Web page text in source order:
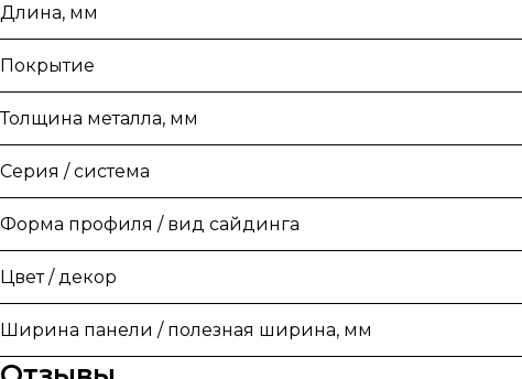
Длина, мм
Покрытие
Толщина металла, мм
Серия / система
Форма профиля / вид сайдинга
Цвет / декор
Ширина панели / полезная ширина, мм